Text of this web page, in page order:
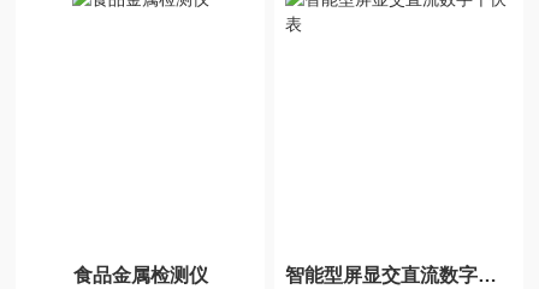
食品金属检测仪 智能型屏显交直流数字千伏表